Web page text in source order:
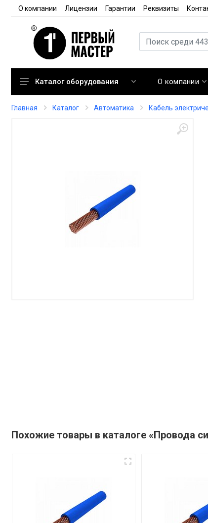
О компании Лицензии Гарантии Реквизиты
Кондиционирование
Каталог оборудования О компании
Главная Каталог Автоматика Кабель
Похожие товары в каталоге «Провода